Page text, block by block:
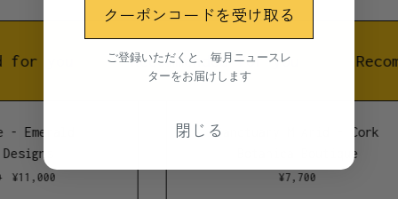
スピン加工された金属にパウダーコーティングを施して
シンディ・リー・デイビスがLightlyのために2016年に
デザインした。
素材
パウダーコートアルミニウム
for you Recommended for you
Emerald
¥11,000
Sanctuary M Arid - Cork
¥7,700
クーポンコードを受け取る
ご登録いただくと、毎月ニュースレ
ターをお届けします
閉じる